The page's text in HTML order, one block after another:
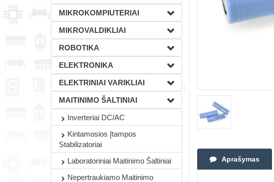
MIKROKOMPIUTERIAI
MIKROVALDIKLIAI
ROBOTIKA
ELEKTRONIKA
ELEKTRINIAI VARIKLIAI
MAITINIMO ŠALTINIAI
Inverteriai DC/AC
Kintamosios Įtampos
Stabilizatoriai
Laboratoriniai Maitinimo Šaltiniai
Nepertraukiamo Maitinimo
Aprašymas